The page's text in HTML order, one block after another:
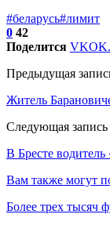
#беларусь#лимит
0 42
Поделится VK
Предыдущая
Житель
Следующая запись
В Бресте
Вам также могут
Более трех тысяч